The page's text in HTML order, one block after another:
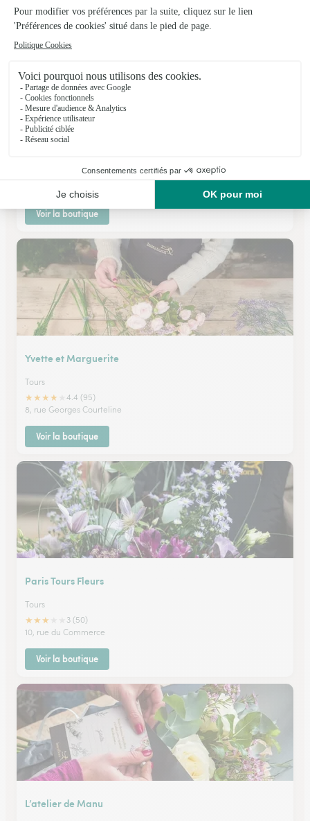
L’aralia
4.5 (71)
Voir la boutique
Yvette et Marguerite
Tours
★★★★
4.4 (95)
8, rue Georges Courteline
Voir la boutique
Paris Tours Fleurs
Tours
★★★
3 (50)
10, rue du Commerce
Voir la boutique
L’atelier de Manu